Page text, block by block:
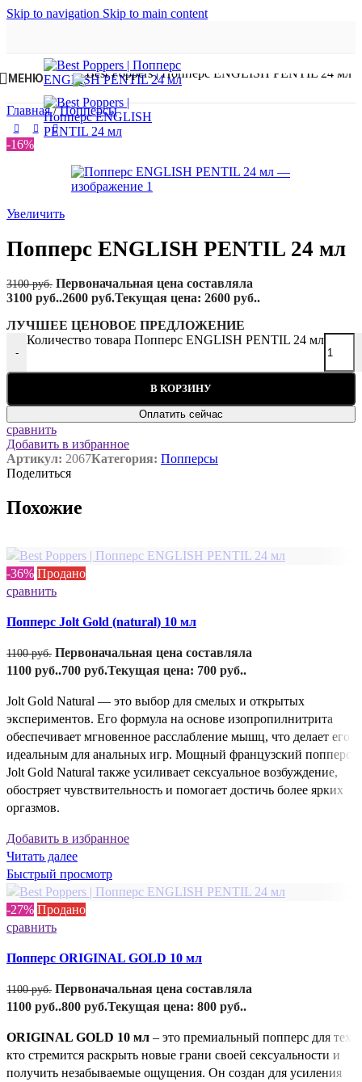
Skip to navigation Skip to main content
МЕНЮ
Главная/ Попперсы
-16%
Увеличить
Попперс ENGLISH PENTIL 24 мл
3100руб. Первоначальная цена составляла
3100 руб..2600 руб.Текущая цена: 2600 руб..
ЛУЧШЕЕ ЦЕНОВОЕ ПРЕДЛОЖЕНИЕ
-
Количество товара Попперс ENGLISH PENTIL 24 мл
В КОРЗИНУ
Оплатить сейчас
сравнить
Добавить в избранное
Артикул: 2067Категория: Попперсы
Поделиться
Похожие
-36% Продано
сравнить
Попперс Jolt Gold (natural) 10 мл
1100руб. Первоначальная цена составляла
1100 руб..700 руб.Текущая цена: 700 руб..
Jolt Gold Natural — это выбор для смелых и открытых
экспериментов. Его формула на основе изопропилнитрита
обеспечивает мгновенное расслабление мышц, что делает его
идеальным для анальных игр. Мощный французский попперс
Jolt Gold Natural также усиливает сексуальное возбуждение,
обостряет чувствительность и помогает достичь более ярких
оргазмов.
Добавить в избранное
Читать далее
Быстрый просмотр
-27% Продано
сравнить
Попперс ORIGINAL GOLD 10 мл
1100руб. Первоначальная цена составляла
1100 руб..800 руб.Текущая цена: 800 руб..
ORIGINAL GOLD 10 мл – это премиальный попперс для тех,
кто стремится раскрыть новые грани своей сексуальности и
получить незабываемые ощущения. Он создан для усиления